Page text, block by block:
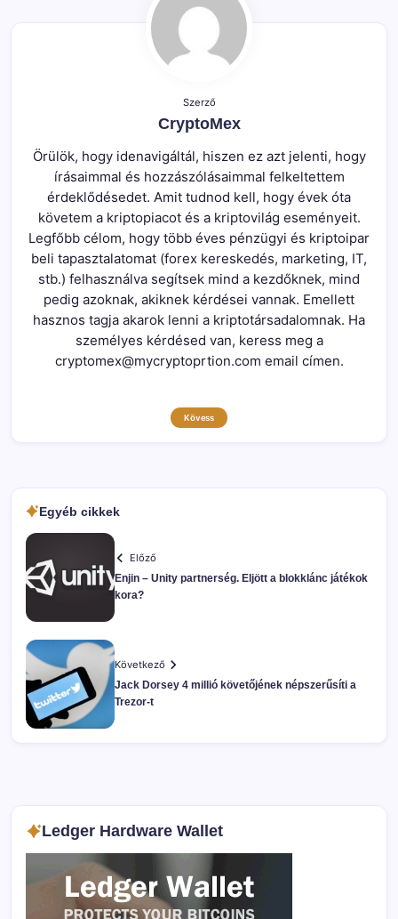
Szerző
CryptoMex
Örülök, hogy idenavigáltál, hiszen ez azt jelenti, hogy
írásaimmal és hozzászólásaimmal felkeltettem
érdeklődésedet. Amit tudnod kell, hogy évek óta
követem a kriptopiacot és a kriptovilág eseményeit.
Legfőbb célom, hogy több éves pénzügyi és kriptoipar
beli tapasztalatomat (forex kereskedés, marketing, IT,
stb.) felhasználva segítsek mind a kezdőknek, mind
pedig azoknak, akiknek kérdései vannak. Emellett
hasznos tagja akarok lenni a kriptotársadalomnak. Ha
személyes kérdésed van, keress meg a
cryptomex@mycryptoprtion.com email címen.
Kövess
Egyéb cikkek
Előző
Enjin – Unity partnerség. Eljött a blokklánc játékok
kora?
Következő
Jack Dorsey 4 millió követőjének népszerűsíti a
Trezor-t
Ledger Hardware Wallet